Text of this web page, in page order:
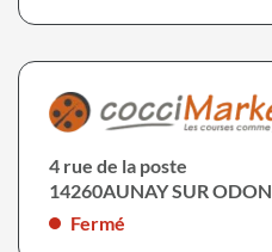
4 rue de la poste
14260AUNAY SUR ODON
Fermé